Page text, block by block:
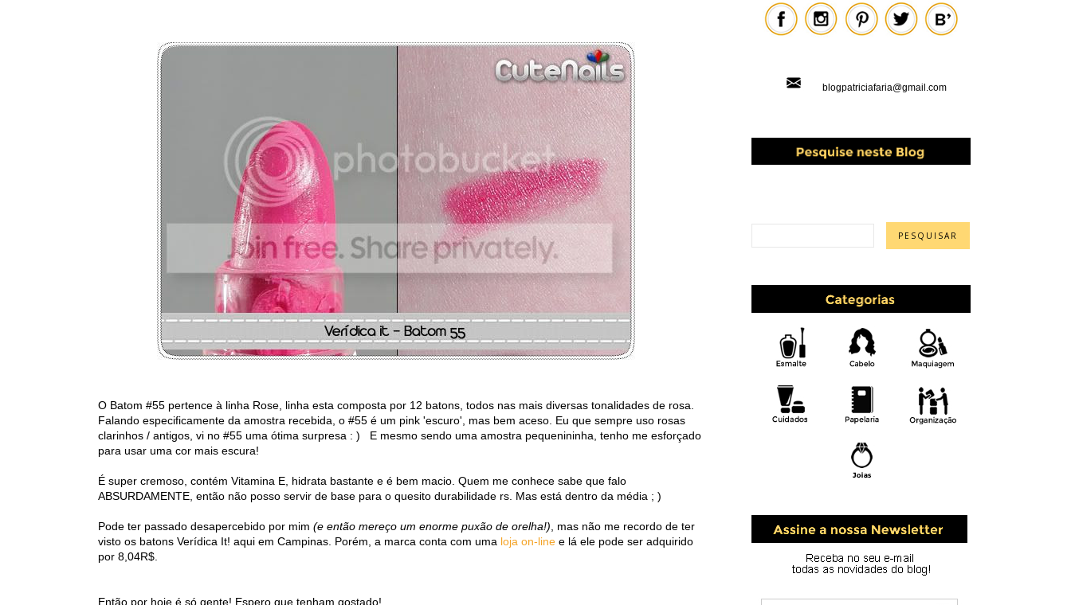
O Batom #55 pertence à linha Rose, linha esta composta por 12 batons, todos nas mais diversas tonalidades de rosa.
Falando especificamente da amostra recebida, o #55 é um pink 'escuro', mas bem aceso. Eu que sempre uso rosas
clarinhos / antigos, vi no #55 uma ótima surpresa : ) E mesmo sendo uma amostra pequenininha, tenho me esforçado
para usar uma cor mais escura!
É super cremoso, contém Vitamina E, hidrata bastante e é bem macio. Quem me conhece sabe que falo
ABSURDAMENTE, então não posso servir de base para o quesito durabilidade rs. Mas está dentro da média ; )
Pode ter passado desapercebido por mim (e então mereço um enorme puxão de orelha!) , mas não me recordo de ter
visto os batons Verídica It! aqui em Campinas. Porém, a marca conta com uma loja on-line e lá ele pode ser adquirido
por 8,04R$.
Então por hoje é só gente! Espero que tenham gostado!
blogpatriciafaria@gmail.com